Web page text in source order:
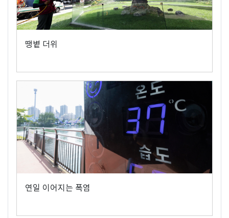
땡볕 더위
연일 이어지는 폭염